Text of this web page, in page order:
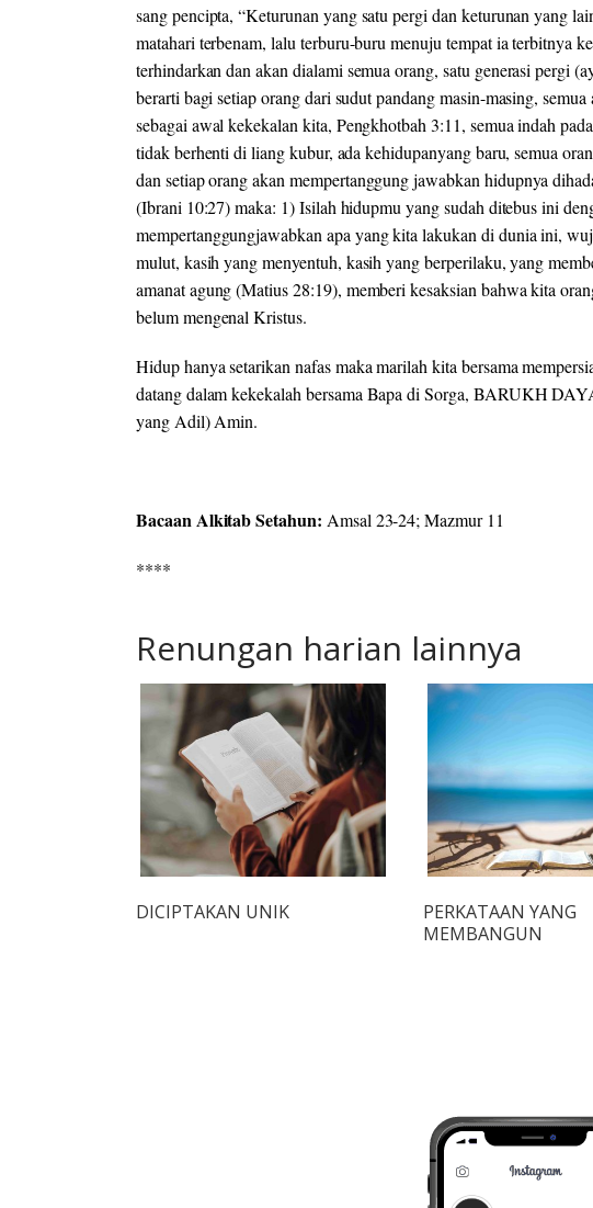
sang pencipta, “Keturunan yang satu pergi dan keturunan yang
matahari terbenam, lalu terburu-buru menuju tempat ia terbitnya
terhindarkan dan akan dialami semua orang, satu generasi pergi
berarti bagi setiap orang dari sudut pandang masin-masing,
sebagai awal kekekalan kita, Pengkhotbah 3:11, semua indah
tidak berhenti di liang kubur, ada kehidupanyang baru, semua
dan setiap orang akan mempertanggung jawabkan hidupnya
(Ibrani 10:27) maka: 1) Isilah hidupmu yang sudah ditebus ini
mempertanggungjawabkan apa yang kita lakukan di dunia ini,
mulut, kasih yang menyentuh, kasih yang berperilaku, yang
amanat agung (Matius 28:19), memberi kesaksian bahwa kita
belum mengenal Kristus.
Hidup hanya setarikan nafas maka marilah kita bersama
datang dalam kekekalah bersama Bapa di Sorga, BARUKH
yang Adil) Amin.
Bacaan Alkitab Setahun: Amsal 23-24; Mazmur 11
****
Renungan harian lainnya
DICIPTAKAN UNIK
PERKATAAN YANG
MEMBANGUN